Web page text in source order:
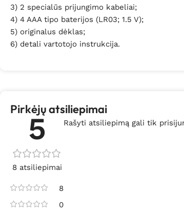
3) 2 specialūs prijungimo kabeliai;
4) 4 AAA tipo baterijos (LR03; 1.5 V);
5) originalus dėklas;
6) detali vartotojo instrukcija.
Pirkėjų atsiliepimai
5
8 atsiliepimai
8
0
Rašyti atsiliepimą gali tik